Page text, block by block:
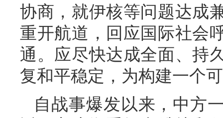
协商，就伊核等问题达成
重开航道，回应国际社会
通。应尽快达成全面、持
复和平稳定，为构建一个
自战事爆发以来，中方